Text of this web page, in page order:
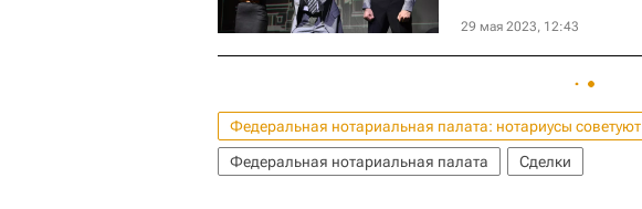
29 мая 2023, 12:43
Федеральная нотариальная палата: нотариусы советуют
Федеральная нотариальная палата
Сделки